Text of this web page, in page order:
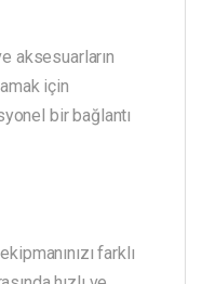
aksesuarların
için
bir bağlantı
farklı